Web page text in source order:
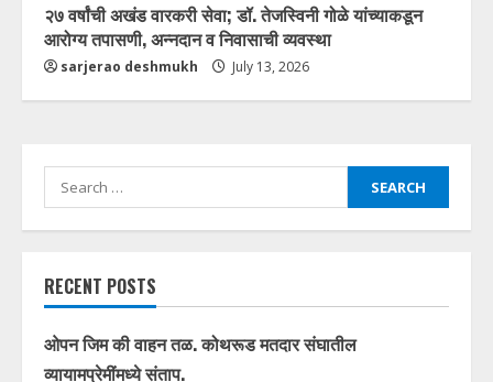
२७ वर्षांची अखंड वारकरी सेवा; डॉ. तेजस्विनी गोळे यांच्याकडून
आरोग्य तपासणी, अन्नदान व निवासाची व्यवस्था
sarjerao deshmukh July 13, 2026
Search
for:
RECENT POSTS
ओपन जिम की वाहन तळ. कोथरूड मतदार संघातील
व्यायामप्रेमींमध्ये संताप.